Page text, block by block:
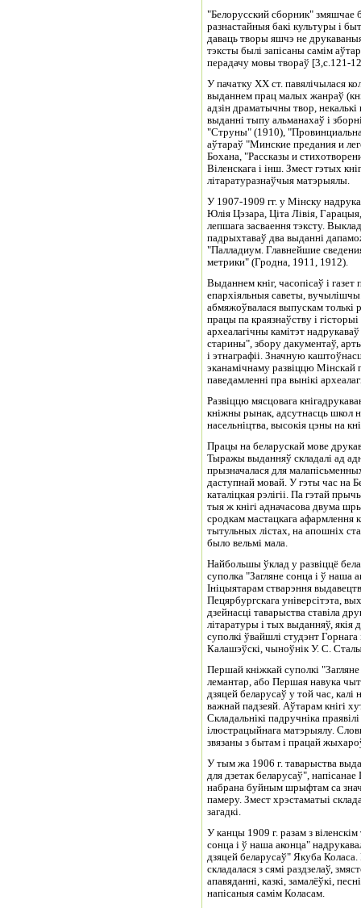
"Белорусский сборник" змяшчае
разнастайныя бакі культуры і
даваць творы яшчэ не
тэксты былі запісаны самім
перадачу мовы твораў [3,с.121-
У пачатку XX ст. павялічылася
выданнем прац малых жанраў
адзін драматычны твор,
выданні тыпу альманахаў і
"Струны" (1910),
аўтараў "Минские предания и
Бохана, "Рассказы и
Віленскага і інш. Змест гэтых
літаратуразнаўчыя матэрыялы.
У 1907-1909 гг. у Мінску
Юлія Цэзара, Ціта Лівія,
лепшага засваення тэксту.
падрыхтаваў два выданні
"Палладиум. Главнейшие
метрики" (Гродна, 1911, 1912).
Выданнем кніг, часопісаў і
епархіяльныя саветы,
абмяжоўвалася выпускам толькі
працы па краязнаўству і
археалагічны камітэт
старины", збору дакументаў,
і этнаграфіі. Значную
эканамічнаму развіццю Мінскай
паведамленні пра вынікі
Развіццю мясцовага
кніжны рынак, адсутнасць школ
насельніцтва, высокія цэны на
Працы на беларускай мове
Тыражы выданняў складалі ад
прызначалася для
даступнай мовай. У гэты час на
каталіцкая рэлігіі. Па гэтай
тыя ж кнігі адначасова двума
сродкам мастацкага афармлення
тытульных лістах, на апошніх
было вельмі мала.
Найбольшы ўклад у развіццё
суполка "Загляне сонца і ў наша
Ініцыятарам стварэння
Пецярбургскага універсітэта,
дзейнасці таварыства ставіла
літаратуры і тых выданняў, якія
суполкі ўвайшлі студэнт
Калашэўскі, чыноўнік У. С.
Першай кніжкай суполкі
лемантар, або Першая навука
дзяцей беларусаў у той час,
важнай падзеяй. Аўтарам кнігі
Складальнікі падручніка
ілюстрацыйнага матэрыялу.
звязаны з бытам і працай
У тым жа 1906 г. таварыства
для дзетак беларусаў",
набрана буйным шрыфтам са
памеру. Змест хрэстаматыі
загадкі.
У канцы 1909 г. разам з
сонца і ў наша аконца"
дзяцей беларусаў" Якуба
складалася з сямі раздзелаў,
апавяданні, казкі, замалёўкі,
напісаныя самім Коласам.